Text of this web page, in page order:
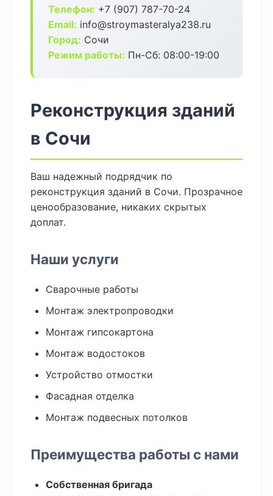
Телефон: +7 (907) 787-70-24
Email: info@stroymasteralya238.ru
Город: Сочи
Режим работы: Пн-Сб: 08:00-19:00
Реконструкция зданий
в Сочи
Ваш надежный подрядчик по
реконструкция зданий в Сочи. Прозрачное
ценообразование, никаких скрытых
доплат.
Наши услуги
Сварочные работы
Монтаж электропроводки
Монтаж гипсокартона
Монтаж водостоков
Устройство отмостки
Фасадная отделка
Монтаж подвесных потолков
Преимущества работы с нами
Собственная бригада